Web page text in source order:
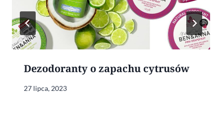
Dezodoranty o zapachu cytrusów
27 lipca, 2023